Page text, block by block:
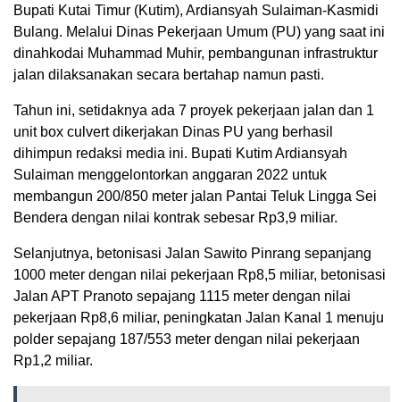
Bupati Kutai Timur (Kutim), Ardiansyah Sulaiman-Kasmidi
Bulang. Melalui Dinas Pekerjaan Umum (PU) yang saat ini
dinahkodai Muhammad Muhir, pembangunan infrastruktur
jalan dilaksanakan secara bertahap namun pasti.
Tahun ini, setidaknya ada 7 proyek pekerjaan jalan dan 1
unit box culvert dikerjakan Dinas PU yang berhasil
dihimpun redaksi media ini. Bupati Kutim Ardiansyah
Sulaiman menggelontorkan anggaran 2022 untuk
membangun 200/850 meter jalan Pantai Teluk Lingga Sei
Bendera dengan nilai kontrak sebesar Rp3,9 miliar.
Selanjutnya, betonisasi Jalan Sawito Pinrang sepanjang
1000 meter dengan nilai pekerjaan Rp8,5 miliar, betonisasi
Jalan APT Pranoto sepajang 1115 meter dengan nilai
pekerjaan Rp8,6 miliar, peningkatan Jalan Kanal 1 menuju
polder sepajang 187/553 meter dengan nilai pekerjaan
Rp1,2 miliar.